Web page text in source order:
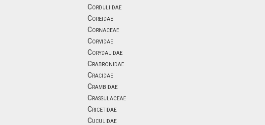
Corduliidae
Coreidae
Cornaceae
Corvidae
Corydalidae
Crabronidae
Cracidae
Crambidae
Crassulaceae
Cricetidae
Cuculidae